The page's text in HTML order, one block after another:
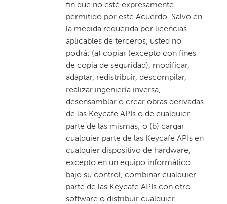
fin que no esté expresamente
permitido por este Acuerdo. Salvo en
la medida requerida por licencias
aplicables de terceros, usted no
podrá: (a) copiar (excepto con fines
de copia de seguridad), modificar,
adaptar, redistribuir, descompilar,
realizar ingeniería inversa,
desensamblar o crear obras derivadas
de las Keycafe APIs o de cualquier
parte de las mismas; o (b) cargar
cualquier parte de las Keycafe APIs en
cualquier dispositivo de hardware,
excepto en un equipo informático
bajo su control, combinar cualquier
parte de las Keycafe APIs con otro
software o distribuir cualquier